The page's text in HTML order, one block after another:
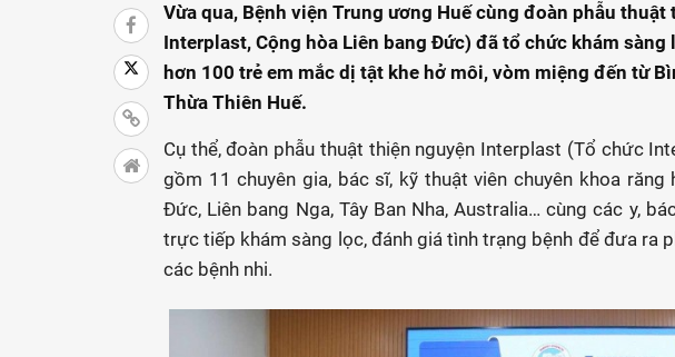
Vừa qua, Bệnh viện Trung ương Huế cùng đoàn phẫu
Interplast, Cộng hòa Liên bang Đức) đã tổ chức khám
hơn 100 trẻ em mắc dị tật khe hở môi, vòm miệng đến từ
Thừa Thiên Huế.
Cụ thể, đoàn phẫu thuật thiện nguyện Interplast (Tổ chức
gồm 11 chuyên gia, bác sĩ, kỹ thuật viên chuyên khoa
Đức, Liên bang Nga, Tây Ban Nha, Australia… cùng các y,
trực tiếp khám sàng lọc, đánh giá tình trạng bệnh để đưa ra
các bệnh nhi.